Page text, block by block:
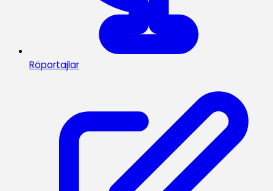
Röportajlar